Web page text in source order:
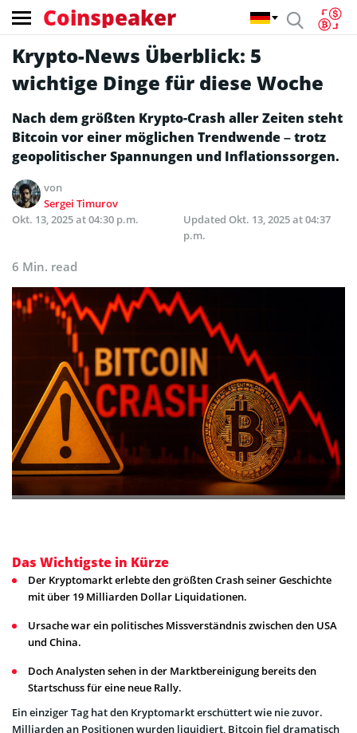
Coinspeaker
Krypto-News Überblick: 5
wichtige Dinge für diese Woche
Nach dem größten Krypto-Crash aller Zeiten steht
Bitcoin vor einer möglichen Trendwende – trotz
geopolitischer Spannungen und Inflationssorgen.
von
Sergei Timurov
Okt. 13, 2025 at 04:30 p.m.
Updated Okt. 13, 2025 at 04:37
p.m.
6 Min. read
Das Wichtigste in Kürze
Der Kryptomarkt erlebte den größten Crash seiner Geschichte
mit über 19 Milliarden Dollar Liquidationen.
Ursache war ein politisches Missverständnis zwischen den USA
und China.
Doch Analysten sehen in der Marktbereinigung bereits den
Startschuss für eine neue Rally.
Ein einziger Tag hat den Kryptomarkt erschüttert wie nie zuvor.
Milliarden an Positionen wurden liquidiert, Bitcoin fiel dramatisch